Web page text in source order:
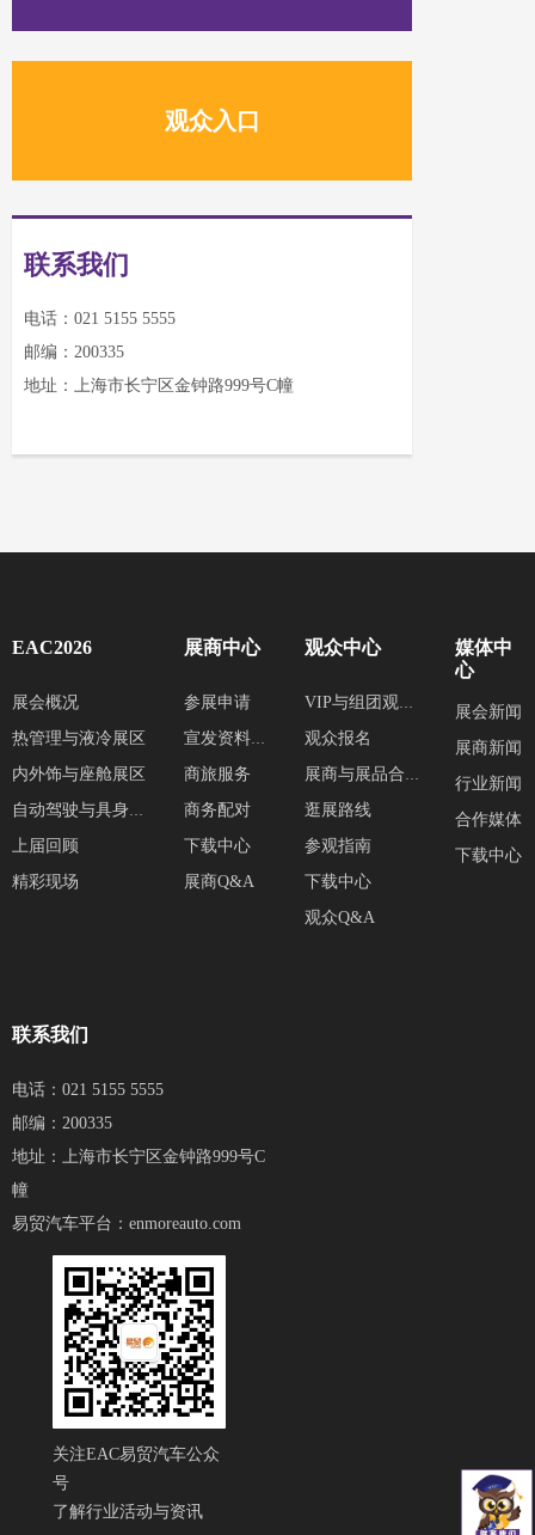
观众入口
联系我们
电话：021 5155 5555
邮编：200335
地址：上海市长宁区金钟路999号C幢
展会概况
热管理与液冷展区
内外饰与座舱展区
自动驾驶与具身智能展区
上届回顾
精彩现场
EAC2026
参展申请
宣发资料提交
商旅服务
商务配对
下载中心
展商Q&A
展商中心 观众中心
VIP与组团观众服务
观众报名
展商与展品合集
逛展路线
参观指南
下载中心
观众Q&A
媒体中
心
展会新闻
展商新闻
行业新闻
合作媒体
下载中心
联系我们
电话：021 5155 5555
邮编：200335
地址：上海市长宁区金钟路999号C
幢
易贸汽车平台： enmoreauto.com
关注EAC易贸汽车公众
号
了解行业活动与资讯